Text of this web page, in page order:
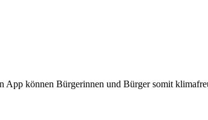
können Bürgerinnen und Bürger somit